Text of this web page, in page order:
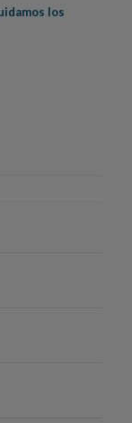
los